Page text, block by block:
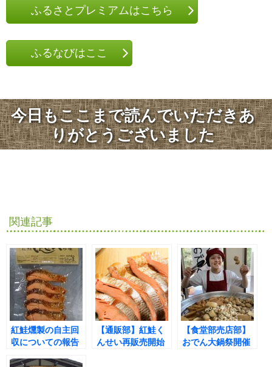
ふるさとプレミアムはこちら
ふるなびはここ
今日もここまで読んでいただきあ
りがとうございました
関連記事
紅鮭燻製の自主回
収についての報告
【通販部】紅鮭く
んせい再販売開始
【食堂部売店部】
おでん大鍋祭開催